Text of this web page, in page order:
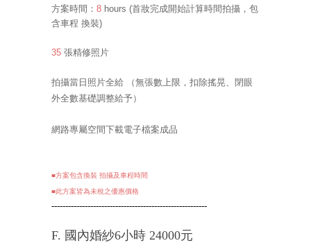
方案時間： 8 hours (首妝完成開始計算時間拍攝，包
含車程 換裝)
35 張精修照片
拍攝當日照片全給
（無張數上限，扣除搖晃、閉眼
外全數基礎調整給予）
網路專屬空間下載電子檔案成品
■方案包含換裝 拍攝及車程時間
■此方案皆為未稅之優惠價格
--------------------------------------------------------
F. 國內婚紗6小時 24000元